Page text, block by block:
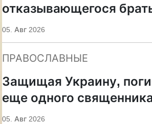
отказывающегося
оружие
05. Авг 2026
ПРАВОСЛАВНЫЕ
Защищая Украину,
еще одного
05. Авг 2026